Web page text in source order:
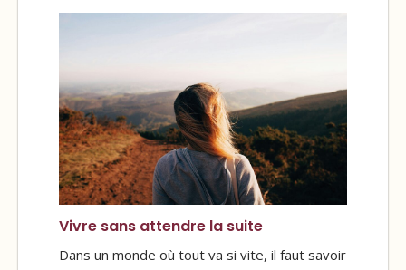
Vivre sans attendre la suite
Dans un monde où tout va si vite, il faut savoir